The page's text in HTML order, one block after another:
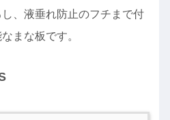
、液垂れ防止のフチまで付
まな板です。